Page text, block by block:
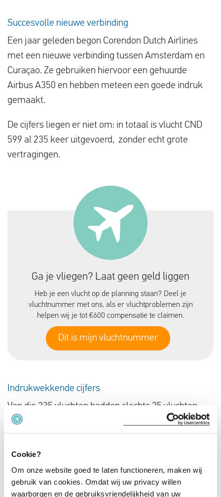
Cookie?
Om onze website goed te laten functioneren, maken wij
gebruik van cookies. Omdat wij uw privacy willen
waarborgen en de gebruiksvriendelijkheid van uw
Succesvolle nieuwe verbinding
Een jaar geleden begon Corendon Dutch Airlines
met een nieuwe verbinding tussen Amsterdam en
Curaçao. Ze gebruiken hiervoor een gehuurde
Airbus A350 en hebben meteen een goede indruk
gemaakt.
De cijfers liegen er niet om: in totaal is vlucht CND
599 al 235 keer uitgevoerd, zonder echt grote
vertragingen.
Ga je vliegen? Laat geen geld liggen
Heb je een vlucht op de planning staan? Deel je
vluchtnummer met ons, als er vluchtproblemen zijn
helpen wij je tot €600 compensatie te claimen.
Dit is mijn vluchtnummer
Indrukwekkende cijfers
Van die 235 vluchten hadden slechts 25 vluchten
een vertraging van meer dan 60 minuten. Slechts
vijf keer was er een vertraging van meer dan 120
minuten.
De langste vertraging was op 6 juli 2024, toen vlucht
CND 599 met 2 uur en 48 minuten vertraging